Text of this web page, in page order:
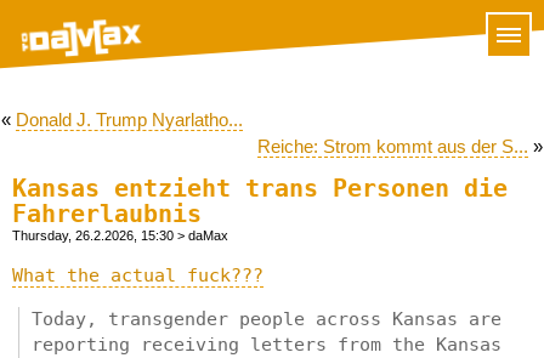
« Donald J. Trump Nyarlatho...
Reiche: Strom kommt aus der S... »
Kansas entzieht trans Personen die
Fahrerlaubnis
Thursday, 26.2.2026, 15:30 > daMax
What the actual fuck???
Today, transgender people across Kansas are
reporting receiving letters from the Kansas